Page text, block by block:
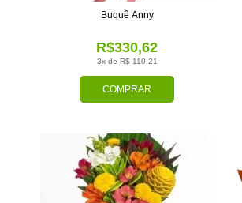
COMPRAR
3x de R$ 110,21
R$330,62
Buquê Anny